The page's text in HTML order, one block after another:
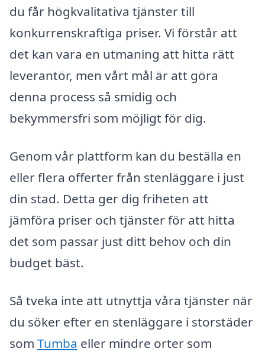
du får högkvalitativa tjänster till
konkurrenskraftiga priser. Vi förstår att
det kan vara en utmaning att hitta rätt
leverantör, men vårt mål är att göra
denna process så smidig och
bekymmersfri som möjligt för dig.
Genom vår plattform kan du beställa en
eller flera offerter från stenläggare i just
din stad. Detta ger dig friheten att
jämföra priser och tjänster för att hitta
det som passar just ditt behov och din
budget bäst.
Så tveka inte att utnyttja våra tjänster när
du söker efter en stenläggare i storstäder
som Tumba eller mindre orter som